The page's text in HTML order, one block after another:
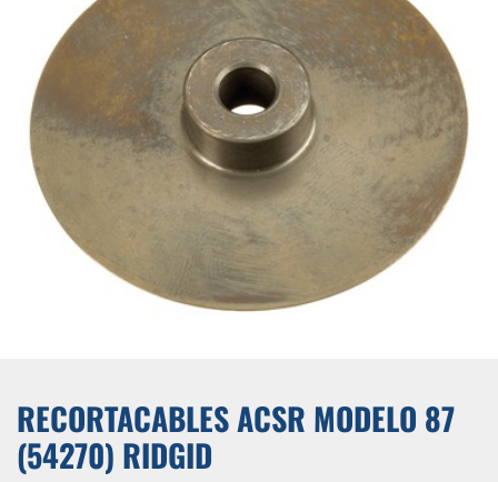
RECORTACABLES ACSR MODELO 87
(54270) RIDGID